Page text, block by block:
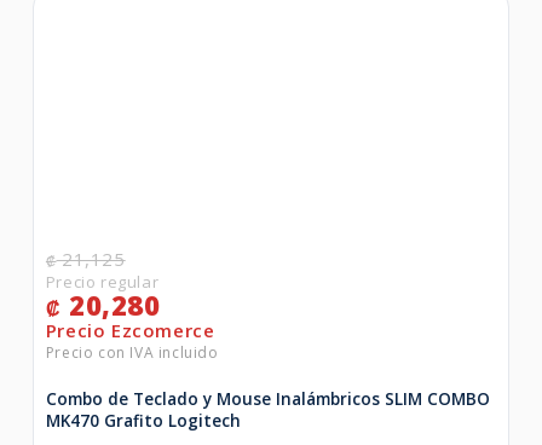
₡21,125
₡ 20,280
Combo de Teclado y Mouse Inalámbricos SLIM COMBO
MK470 Grafito Logitech